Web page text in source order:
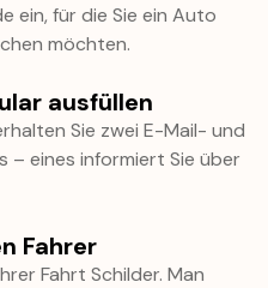
ein, für die Sie ein Auto
möchten.
ausfüllen
Sie zwei E-Mail- und
– eines informiert Sie über
Fahrer
Fahrt Schilder. Man